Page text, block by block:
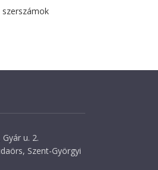
szerszámok
u. 2.
Szent-Györgyi